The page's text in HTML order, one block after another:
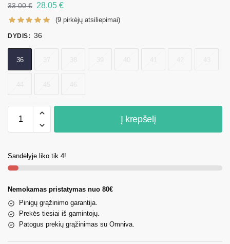
33.00€ 28.05 €
(9 pirkėjų atsiliepimai)
DYDIS: 36
36
Į krepšelį
Sandėlyje liko tik 4!
Nemokamas pristatymas nuo 80€
Pinigų grąžinimo garantija.
Prekės tiesiai iš gamintojų.
Patogus prekių grąžinimas su Omniva.